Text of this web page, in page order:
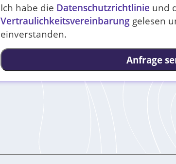
Ich habe die Datenschutzrichtlinie und
Vertraulichkeitsvereinbarung gelesen
einverstanden.
Anfrage